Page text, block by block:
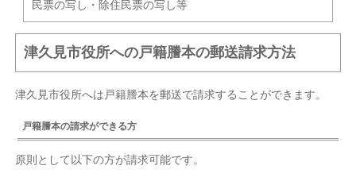
民票の写し・除住民票の写し等
津久見市役所への戸籍謄本の郵送請求方法
津久見市役所へは戸籍謄本を郵送で請求することができます。
戸籍謄本の請求ができる方
原則として以下の方が請求可能です。